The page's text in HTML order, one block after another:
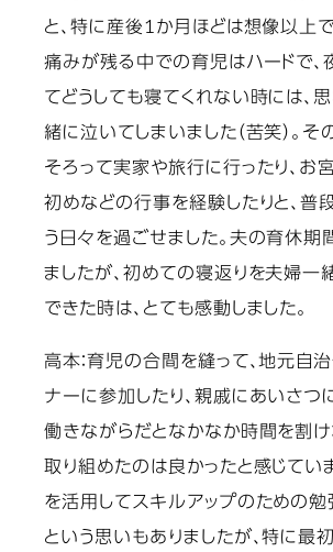
と、特に産後1か月ほどは想像以上
痛みが残る中での育児はハードで、
てどうしても寝てくれない時には、
緒に泣いてしまいました（苦笑）。そ
そろって実家や旅行に行ったり、お
初めなどの行事を経験したりと、普
う日々を過ごせました。夫の育休期
ましたが、初めての寝返りを夫婦一
できた時は、とても感動しました。
高本：育児の合間を縫って、地元自
ナーに参加したり、親戚にあいさつ
働きながらだとなかなか時間を割
取り組めたのは良かったと感じてい
を活用してスキルアップのための勉
という思いもありましたが、特に最